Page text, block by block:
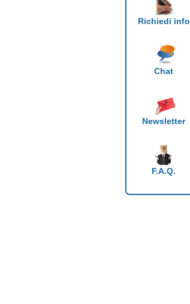
Richiedi info
Chat
Newsletter
F.A.Q.